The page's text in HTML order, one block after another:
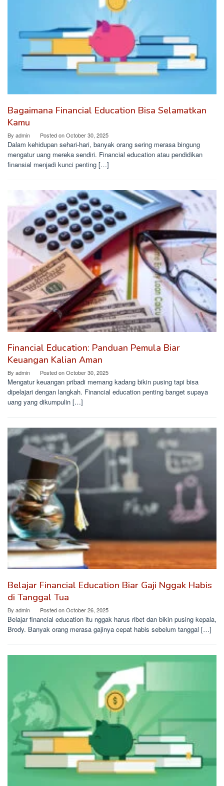
Bagaimana Financial Education Bisa Selamatkan
Kamu
By admin Posted onOctober 30, 2025
Dalam kehidupan sehari-hari, banyak orang sering merasa bingung
mengatur uang mereka sendiri. Financial education atau pendidikan
finansial menjadi kunci penting […]
Financial Education: Panduan Pemula Biar
Keuangan Kalian Aman
By admin Posted onOctober 30, 2025
Mengatur keuangan pribadi memang kadang bikin pusing tapi bisa
dipelajari dengan langkah. Financial education penting banget supaya
uang yang dikumpulin […]
Belajar Financial Education Biar Gaji Nggak Habis
di Tanggal Tua
By admin Posted onOctober 26, 2025
Belajar financial education itu nggak harus ribet dan bikin pusing kepala,
Brody. Banyak orang merasa gajinya cepat habis sebelum tanggal […]